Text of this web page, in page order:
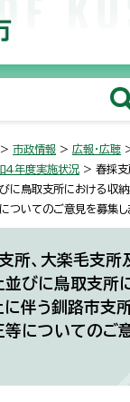
> 市政情報 > 広報・広聴
4年度実施状況 > 春採支
に鳥取支所における収
ついてのご意見を募集し
所、大楽毛支所
びに鳥取支所
伴う釧路市支
についてのご